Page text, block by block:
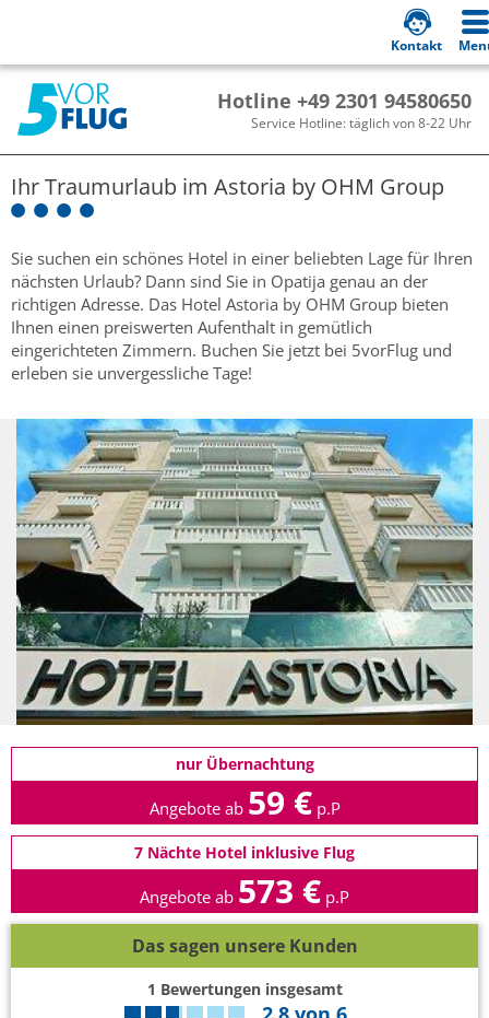
Hotline +49 2301 94580650
Service Hotline: täglich von 8-22 Uhr
Kontakt
Ihr Traumurlaub im Astoria by OHM Group
Sie suchen ein schönes Hotel in einer beliebten Lage für Ihren
nächsten Urlaub? Dann sind Sie in Opatija genau an der
richtigen Adresse. Das Hotel Astoria by OHM Group bieten
Ihnen einen preiswerten Aufenthalt in gemütlich
eingerichteten Zimmern. Buchen Sie jetzt bei 5vorFlug und
erleben sie unvergessliche Tage!
nur Übernachtung
Angebote ab 59 € p.P
7 Nächte Hotel inklusive Flug
Angebote ab 573 € p.P
Das sagen unsere Kunden
1 Bewertungen insgesamt